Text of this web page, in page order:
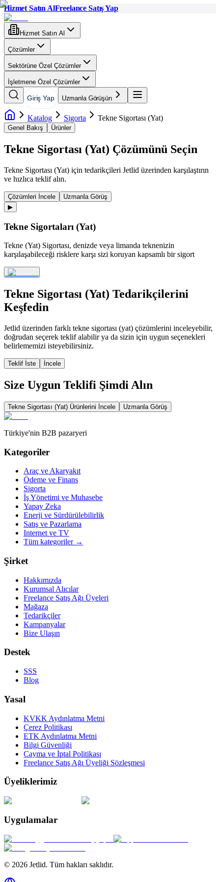
Hizmet Satın AlFreelance Satış Yap
Hizmet Satın Al
Çözümler
Sektörüne Özel Çözümler
İşletmene Özel Çözümler
Giriş Yap Uzmanla Görüşün
Katalog Sigorta Tekne Sigortası (Yat)
Genel Bakış Ürünler
Tekne Sigortası (Yat) Çözümünü Seçin
Tekne Sigortası (Yat) için tedarikçileri Jetlid üzerinden karşılaştırın
ve hızlıca teklif alın.
Çözümleri İncele
Uzmanla Görüş
▶
Tekne Sigortaları (Yat)
Tekne (Yat) Sigortası, denizde veya limanda teknenizin
karşılaşabileceği risklere karşı sizi koruyan kapsamlı bir sigort
Tekne Sigortası (Yat) Tedarikçilerini
Keşfedin
Jetlid üzerinden farklı tekne sigortası (yat) çözümlerini inceleyebilir,
doğrudan seçerek teklif alabilir ya da sizin için uygun seçenekleri
belirlememizi isteyebilirsiniz.
Teklif İste İncele
Size Uygun Teklifi Şimdi Alın
Tekne Sigortası (Yat) Ürünlerini İncele Uzmanla Görüş
Türkiye'nin B2B pazaryeri
Kategoriler
Araç ve Akaryakıt
Ödeme ve Finans
Sigorta
İş Yönetimi ve Muhasebe
Yapay Zeka
Enerji ve Sürdürülebilirlik
Satış ve Pazarlama
Internet ve TV
Tüm kategoriler→
Şirket
Hakkımızda
Kurumsal Alıcılar
Freelance Satış Ağı Üyeleri
Mağaza
Tedarikçiler
Kampanyalar
Bize Ulaşın
Destek
SSS
Blog
Yasal
KVKK Aydınlatma Metni
Çerez Politikası
ETK Aydınlatma Metni
Bilgi Güvenliği
Cayma ve İptal Politikası
Freelance Satış Ağı Üyeliği Sözleşmesi
Üyeliklerimiz
Uygulamalar
© 2026 Jetlid. Tüm hakları saklıdır.